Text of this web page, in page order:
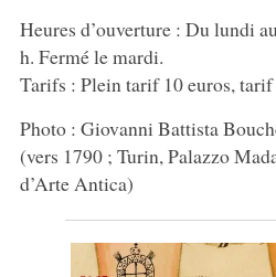
Heures d’ouverture : Du lundi
h. Fermé le mardi.
Tarifs : Plein tarif 10 euros,
Photo : Giovanni Battista
(vers 1790 ; Turin, Palazzo
d’Arte Antica)